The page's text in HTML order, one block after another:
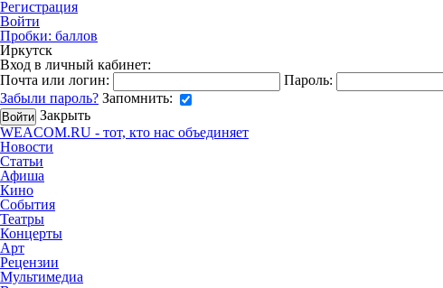
Регистрация
Войти
Пробки: баллов
Иркутск
Вход в личный кабинет:
Почта или логин:
Пароль:
Забыли пароль? Запомнить:
Закрыть
WEACOM.RU - тот, кто нас объединяет
Новости
Статьи
Афиша
Кино
События
Театры
Концерты
Арт
Рецензии
Мультимедиа